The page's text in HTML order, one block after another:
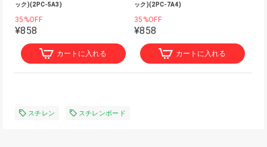
ック)(2PC-5A3)
35%OFF
¥858
カートに入れる
ック)(2PC-7A4)
35%OFF
¥858
カートに入れる
スチレン スチレンボード